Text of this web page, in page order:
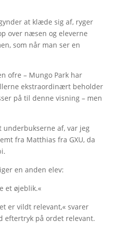
at klæde sig af, ryger
over næsen og eleverne
som når man ser en
ofre – Mungo Park har
ekstraordinært beholder
på til denne visning – men
underbukserne af, var jeg
fra Matthias fra GXU, da
en anden elev:
et øjeblik.«
er vildt relevant,« svarer
eftertryk på ordet relevant.